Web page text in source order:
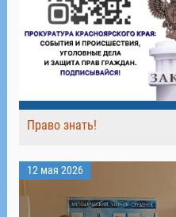
Право знать!
12 мая 2026